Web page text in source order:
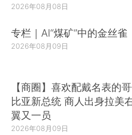
2026年08月08日
专栏｜AI“煤矿”中的金丝雀
2026年08月09日
【商圈】喜欢配戴名表的
比亚新总统 商人出身拉美
翼又一员
2026年08月09日